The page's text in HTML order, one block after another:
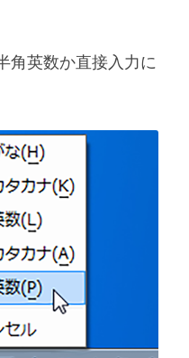
角英数か直接入力に